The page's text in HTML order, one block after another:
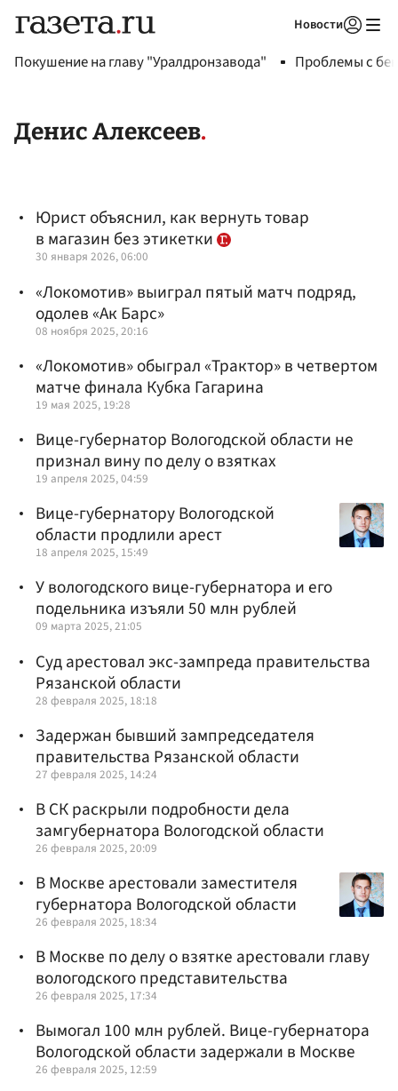
Новости
Покушение на главу "Уралдронзавода" Проблемы с
Денис Алексеев
Юрист объяснил, как вернуть товар
в магазин без этикетки
30 января 2026, 06:00
«Локомотив» выиграл пятый матч подряд,
одолев «Ак Барс»
08 ноября 2025, 20:16
«Локомотив» обыграл «Трактор» в четвертом
матче финала Кубка Гагарина
19 мая 2025, 19:28
Вице-губернатор Вологодской области не
признал вину по делу о взятках
19 апреля 2025, 04:59
Вице-губернатору Вологодской
области продлили арест
18 апреля 2025, 15:49
У вологодского вице-губернатора и его
подельника изъяли 50 млн рублей
09 марта 2025, 21:05
Суд арестовал экс-зампреда правительства
Рязанской области
28 февраля 2025, 18:18
Задержан бывший зампредседателя
правительства Рязанской области
27 февраля 2025, 14:24
В СК раскрыли подробности дела
замгубернатора Вологодской области
26 февраля 2025, 20:09
В Москве арестовали заместителя
губернатора Вологодской области
26 февраля 2025, 18:34
В Москве по делу о взятке арестовали главу
вологодского представительства
26 февраля 2025, 17:34
Вымогал 100 млн рублей. Вице-губернатора
Вологодской области задержали в Москве
26 февраля 2025, 12:59